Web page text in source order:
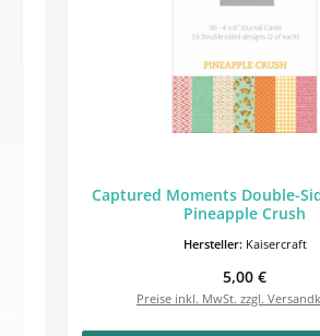
Captured Moments Double-
Pineapple Crush
Hersteller: Kaisercraft
Regulärer
5,00 €
Preise inkl. MwSt. zzgl.